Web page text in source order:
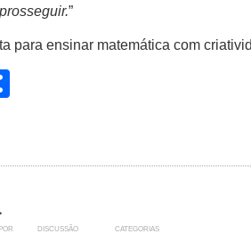
”
para ensinar matemática com
DISCUSSÃO CATEGORIAS